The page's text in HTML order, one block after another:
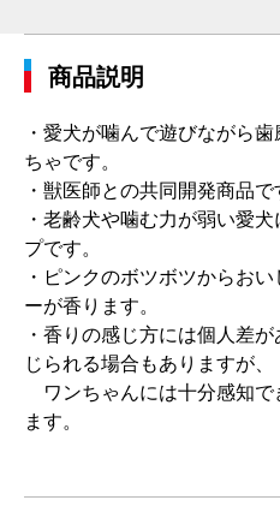
商品説明
・愛犬が噛んで遊びながら
ちゃです。
・獣医師との共同開発商品で
・老齢犬や噛む力が弱い愛
プです。
・ピンクのボツボツからお
ーが香ります。
・香りの感じ方には個人差
じられる場合もありますが、
ワンちゃんには十分感知で
ます。